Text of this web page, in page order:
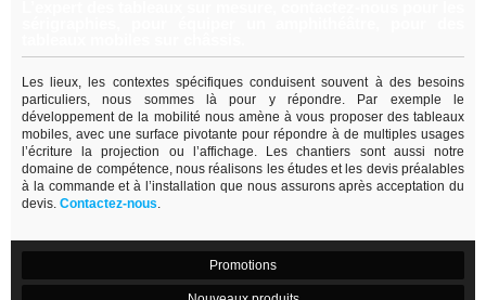
Les lieux, les contextes spécifiques conduisent souvent à des besoins
particuliers, nous sommes là pour y répondre. Par exemple le
développement de la mobilité nous amène à vous proposer des tableaux
mobiles, avec une surface pivotante pour répondre à de multiples usages
l’écriture la projection ou l’affichage. Les chantiers sont aussi notre
domaine de compétence, nous réalisons les études et les devis préalables
à la commande et à l’installation que nous assurons après acceptation du
devis. Contactez-nous.
Promotions